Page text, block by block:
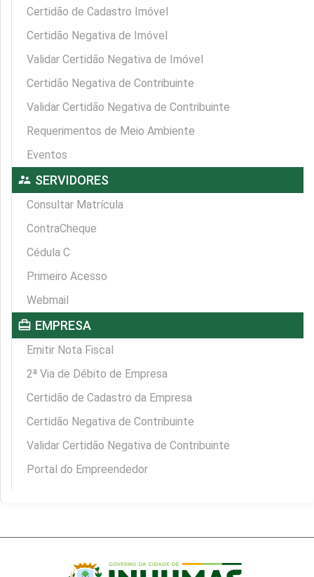
Certidão de Cadastro Imóvel
Certidão Negativa de Imóvel
Validar Certidão Negativa de Imóvel
Certidão Negativa de Contribuinte
Validar Certidão Negativa de Contribuinte
Requerimentos de Meio Ambiente
Eventos
supervisor_account SERVIDORES
Consultar Matrícula
ContraCheque
Cédula C
Primeiro Acesso
Webmail
card_travel EMPRESA
Emitir Nota Fiscal
2ª Via de Débito de Empresa
Certidão de Cadastro da Empresa
Certidão Negativa de Contribuinte
Validar Certidão Negativa de Contribuinte
Portal do Empreendedor